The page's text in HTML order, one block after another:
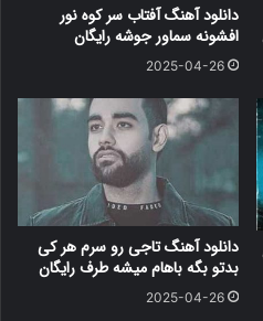
دانلود آهنگ آفتاب سر کوه نور
افشونه سماور جوشه رایگان
2025-04-26
دانلود آهنگ تاجی رو سرم هر کی
بدتو بگه باهام میشه طرف رایگان
2025-04-26